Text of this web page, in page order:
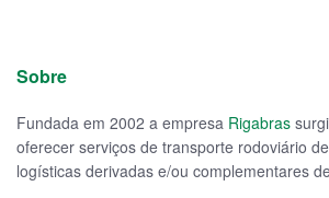
Sobre
Fundada em 2002 a empresa Rigabras
oferecer serviços de transporte rodoviário
logísticas derivadas e/ou complementares